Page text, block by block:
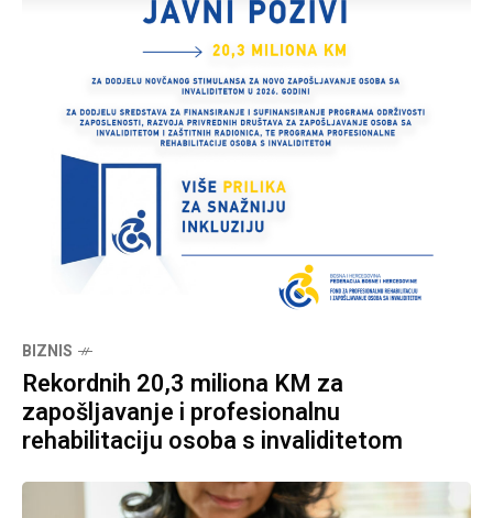
BIZNIS
Rekordnih 20,3 miliona KM za
zapošljavanje i profesionalnu
rehabilitaciju osoba s invaliditetom